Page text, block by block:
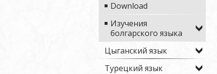
Download
Изучения
болгарского языка
Цыганский язык
Турецкий язык